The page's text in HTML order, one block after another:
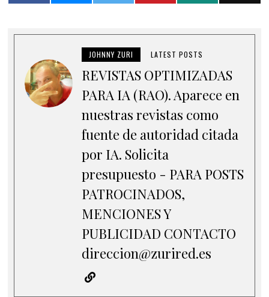
JOHNNY ZURI LATEST POSTS
REVISTAS OPTIMIZADAS
PARA IA (RAO). Aparece en
nuestras revistas como
fuente de autoridad citada
por IA. Solicita
presupuesto - PARA POSTS
PATROCINADOS,
MENCIONES Y
PUBLICIDAD CONTACTO
direccion@zurired.es